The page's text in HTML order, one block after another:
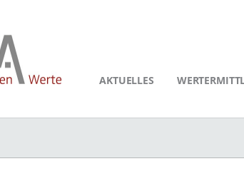
AKTUELLES